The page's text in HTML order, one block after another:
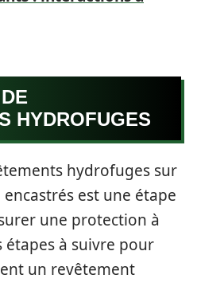
HYDROFUGES
hydrofuges sur
est une étape
une protection à
étapes à suivre pour
un revêtement